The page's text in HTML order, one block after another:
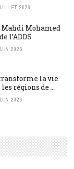
2026
Mahdi Mohamed
l’ADDS
2026
la vie
régions de ...
2026